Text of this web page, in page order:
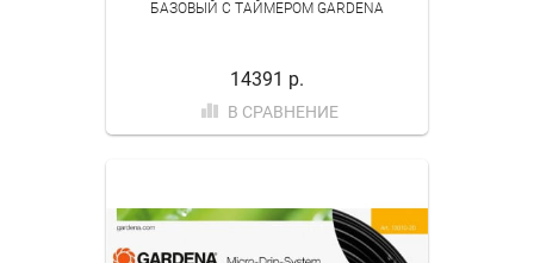
БАЗОВЫЙ С ТАЙМЕРОМ GARDENA
14391 р.
В СРАВНЕНИЕ